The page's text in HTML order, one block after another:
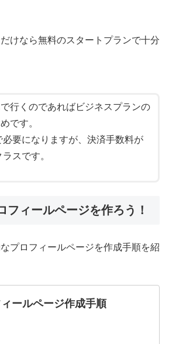
けなら無料のスタートプランで十分
行くのであればビジネスプランの
です。
必要になりますが、決済手数料が
スです。
フィールページを作ろう！
プロフィールページを作成手順を紹
ールページ作成手順